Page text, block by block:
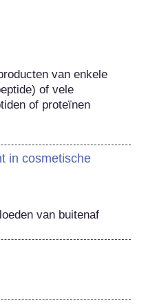
van enkele
of vele
of proteïnen
in cosmetische
van buitenaf